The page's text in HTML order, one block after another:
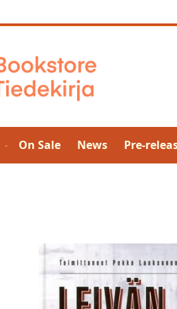
On Sale News Pre-